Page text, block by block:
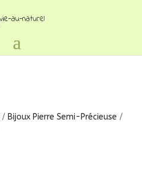
/ Bijoux Pierre Semi-Précieuse /